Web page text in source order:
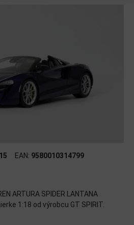
EAN: 9580010314799
ARTURA SPIDER LANTANA
1:18 od výrobcu GT SPIRIT.